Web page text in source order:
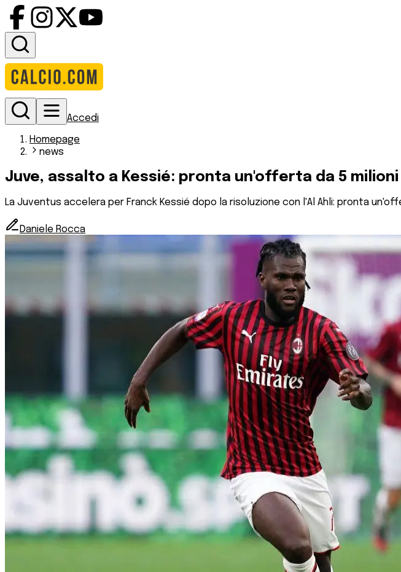
Accedi
Homepage
news
Juve, assalto a Kessié: pronta un'offerta da 5
La Juventus accelera per Franck Kessié dopo la risoluzione con l'Al Ahli: pronta
Daniele Rocca